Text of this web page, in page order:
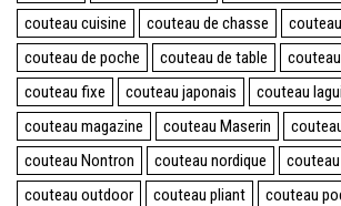
couteau cuisine
couteau de chasse
couteau de poche
couteau de table
couteau fixe
couteau japonais
couteau
couteau magazine
couteau Maserin
couteau Nontron
couteau nordique
couteau outdoor
couteau pliant
couteau